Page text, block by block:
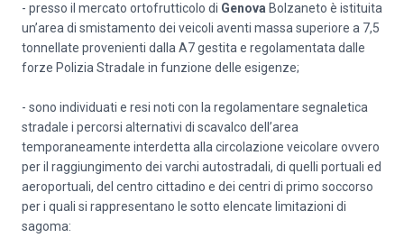
- presso il mercato ortofrutticolo di Genova Bolzaneto è istituita
un’area di smistamento dei veicoli aventi massa superiore a 7,5
tonnellate provenienti dalla A7 gestita e regolamentata dalle
forze Polizia Stradale in funzione delle esigenze;
- sono individuati e resi noti con la regolamentare segnaletica
stradale i percorsi alternativi di scavalco dell’area
temporaneamente interdetta alla circolazione veicolare ovvero
per il raggiungimento dei varchi autostradali, di quelli portuali ed
aeroportuali, del centro cittadino e dei centri di primo soccorso
per i quali si rappresentano le sotto elencate limitazioni di
sagoma: